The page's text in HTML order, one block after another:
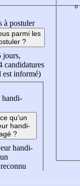
à postuler
parmi les
?
jours,
candidatures
est informé)
handi-
qu'un
handi-
?
handi-